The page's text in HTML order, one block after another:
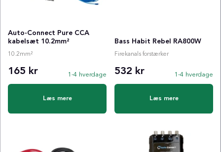
Auto-Connect Pure CCA
kabelsæt 10.2mm²
10.2mm²
165 kr 1-4 hverdage
Læs mere
Bass Habit Rebel RA800W
Firekanals forstærker
532 kr 1-4 hverdage
Læs mere